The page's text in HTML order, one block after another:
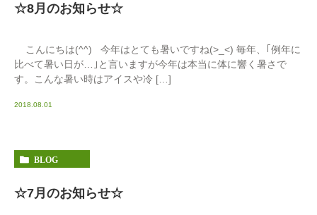
☆8月のお知らせ☆
こんにちは(^^) 今年はとても暑いですね(>_<) 毎年、｢例年に
比べて暑い日が…｣と言いますが今年は本当に体に響く暑さで
す。こんな暑い時はアイスや冷 […]
2018.08.01
BLOG
☆7月のお知らせ☆